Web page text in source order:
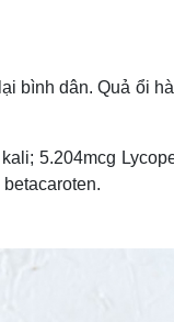
sĩ
trang
Việt
bình dân. Quả ổi
5.204mcg